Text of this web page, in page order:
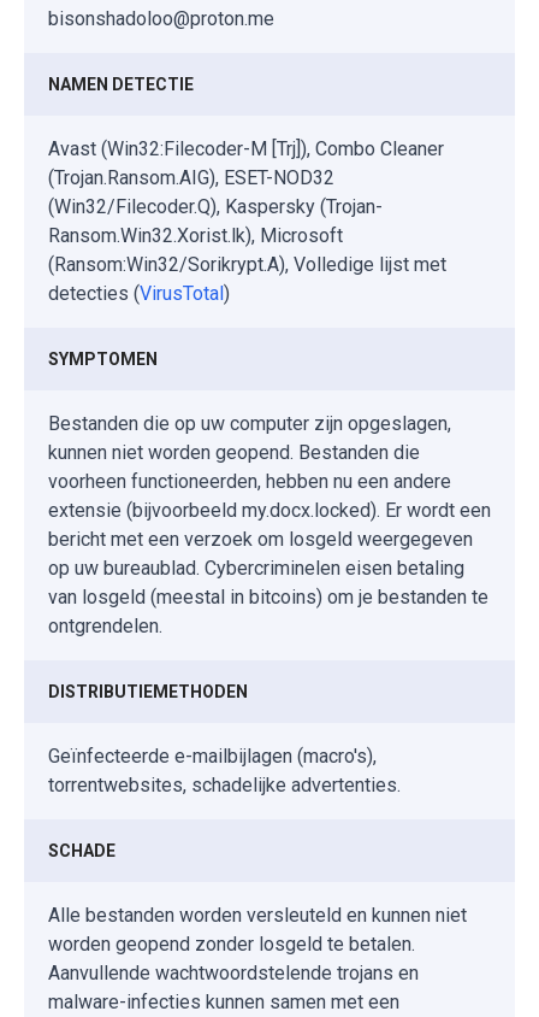
bisonshadoloo@proton.me
NAMEN DETECTIE
Avast (Win32:Filecoder-M [Trj]), Combo Cleaner
(Trojan.Ransom.AIG), ESET-NOD32
(Win32/Filecoder.Q), Kaspersky (Trojan-
Ransom.Win32.Xorist.lk), Microsoft
(Ransom:Win32/Sorikrypt.A), Volledige lijst met
detecties (VirusTotal)
SYMPTOMEN
Bestanden die op uw computer zijn opgeslagen,
kunnen niet worden geopend. Bestanden die
voorheen functioneerden, hebben nu een andere
extensie (bijvoorbeeld my.docx.locked). Er wordt een
bericht met een verzoek om losgeld weergegeven
op uw bureaublad. Cybercriminelen eisen betaling
van losgeld (meestal in bitcoins) om je bestanden te
ontgrendelen.
DISTRIBUTIEMETHODEN
Geïnfecteerde e-mailbijlagen (macro's),
torrentwebsites, schadelijke advertenties.
SCHADE
Alle bestanden worden versleuteld en kunnen niet
worden geopend zonder losgeld te betalen.
Aanvullende wachtwoordstelende trojans en
malware-infecties kunnen samen met een